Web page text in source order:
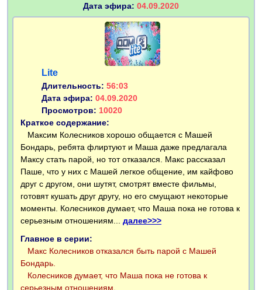
Дата эфира: 04.09.2020
Lite
Длительность: 56:03
Дата эфира: 04.09.2020
Просмотров: 10020
Краткое содержание:
Максим Колесников хорошо общается с Машей
Бондарь, ребята флиртуют и Маша даже предлагала
Максу стать парой, но тот отказался. Макс рассказал
Паше, что у них с Машей легкое общение, им кайфово
друг с другом, они шутят, смотрят вместе фильмы,
готовят кушать друг другу, но его смущают некоторые
моменты. Колесников думает, что Маша пока не готова к
серьезным отношениям... далее>>>
Главное в серии:
Макс Колесников отказался быть парой с Машей
Бондарь.
Колесников думает, что Маша пока не готова к
серьезным отношениям.